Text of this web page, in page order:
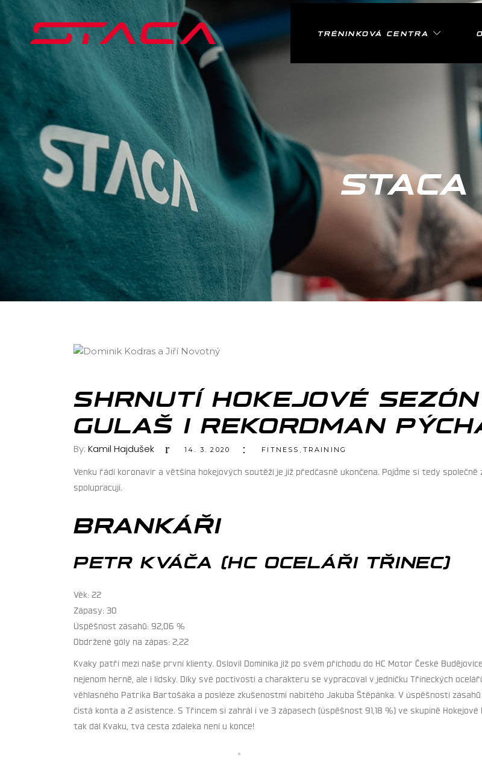
TRÉNINKOVÁ CENTRA
STACA
SHRNUTÍ HOKEJOVÉ
GULAŠ I REKORDMAN
By: Kamil Hajdušek 14. 3. 2020 FITNESS TRAINING
Venku řádí koronavir a většina hokejových soutěží je již předčasně ukončena. Pojďme si tedy
spolupracují.
BRANKÁŘI
PETR KVÁČA (HC OCELÁŘI TŘINEC)
Věk: 22
Zápasy: 30
Úspěšnost zásahů: 92,06 %
Obdržené góly na zápas: 2,22
Kvaky patří mezi naše první klienty. Oslovil Dominika již po svém příchodu do HC Motor České
nejenom herně, ale i lidsky. Díky své poctivosti a charakteru se vypracoval v jedničku Třineckých
věhlasného Patrika Bartošáka a posléze zkušenostmi nabitého Jakuba Štěpánka. V úspěšnosti
čistá konta a 2 asistence. S Třincem si zahrál i ve 3 zápasech (úspěšnost 91,18 %) ve skupině
tak dál Kvaku, tvá cesta zdaleka není u konce!